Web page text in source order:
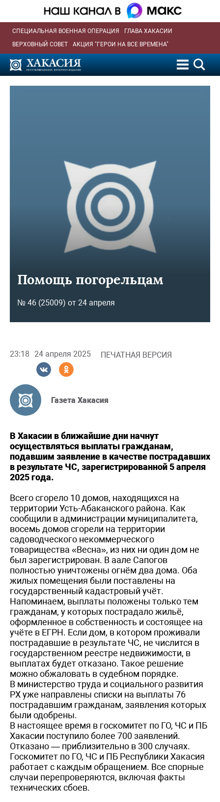
СПЕЦИАЛЬНАЯ ВОЕННАЯ ОПЕРАЦИЯ
ГЛАВА ХАКАСИИ
ВЕРХОВНЫЙ СОВЕТ
АКЦИЯ "ГЕРОИ НА ВСЕ ВРЕМЕНА"
Помощь погорельцам
№ 46 (25009) от 24 апреля
23:18 24 апреля 2025 ПЕЧАТНАЯ ВЕРСИЯ
Газета Хакасия
В Хакасии в ближайшие дни начнут
осуществляться выплаты гражданам,
подавшим заявление в качестве пострадавших
в результате ЧС, зарегистрированной 5 апреля
2025 года.
Всего сгорело 10 домов, находящихся на
территории Усть-Абаканского района. Как
сообщили в администрации муниципалитета,
восемь домов сгорели на территории
садоводческого некоммерческого
товарищества «Весна», из них ни один дом не
был зарегистрирован. В аале Сапогов
полностью уничтожены огнём два дома. Оба
жилых помещения были поставлены на
государственный кадастровый учёт.
Напоминаем, выплаты положены только тем
гражданам, у которых пострадало жильё,
оформленное в собственность и состоящее на
учёте в ЕГРН. Если дом, в котором проживали
пострадавшие в результате ЧС, не числится в
государственном реестре недвижимости, в
выплатах будет отказано. Такое решение
можно обжаловать в судебном порядке.
В министерство труда и социального развития
РХ уже направлены списки на выплаты 76
пострадавшим гражданам, заявления которых
были одобрены.
В настоящее время в госкомитет по ГО, ЧС и ПБ
Хакасии поступило более 700 заявлений.
Отказано — приблизительно в 300 случаях.
Госкомитет по ГО, ЧС и ПБ Республики Хакасия
работает с каждым обращением. Все спорные
случаи перепроверяются, включая факты
технических сбоев.